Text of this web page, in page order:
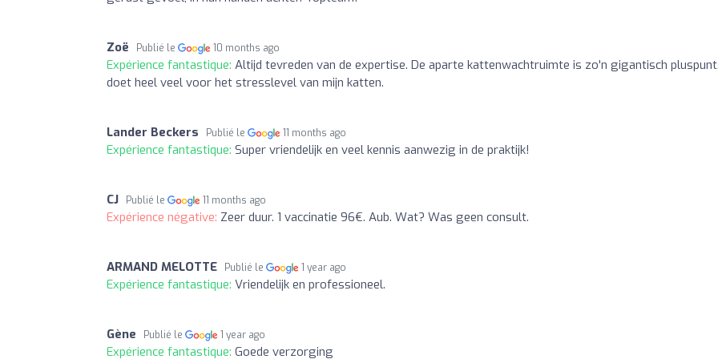
Zoë Publié le 10 months ago
Expérience fantastique: Altijd tevreden van de expertise. De aparte kattenwachtruimte is zo'n gigantisch
doet heel veel voor het stresslevel van mijn katten.
Lander Beckers Publié le 11 months ago
Expérience fantastique: Super vriendelijk en veel kennis aanwezig in de praktijk!
CJ Publié le 11 months ago
Expérience négative: Zeer duur. 1 vaccinatie 96€. Aub. Wat? Was geen consult.
ARMAND MELOTTE Publié le 1 year ago
Expérience fantastique: Vriendelijk en professioneel.
Gène Publié le 1 year ago
Expérience fantastique: Goede verzorging